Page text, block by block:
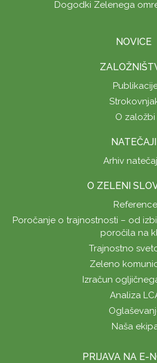
Dogodki Zelenega
NOVICE
O založbi
NATEČAJI
Arhiv
O ZELENI
Reference
Poročanje o trajnostnosti – od
poročila na
Trajnostno
Zeleno
Izračun
Analiza
Naša
PRIJAVA NA E-